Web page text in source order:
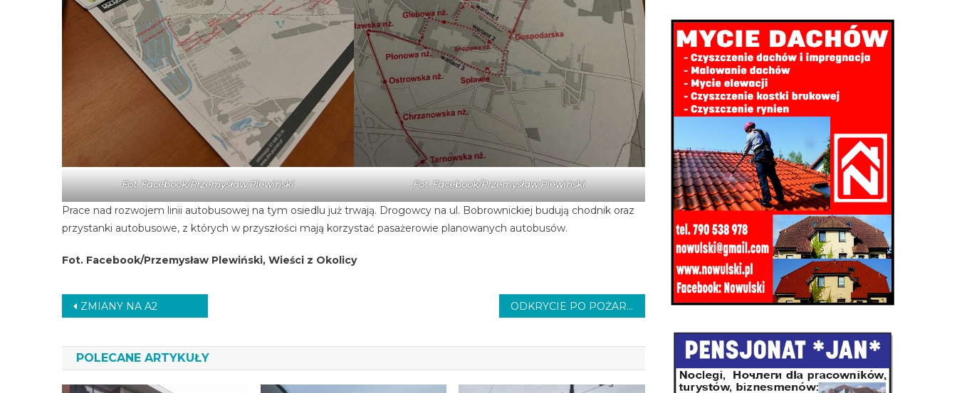
Fot. Facebook/Przemysław Plewiński Fot. Facebook/Przemysław Plewiński
Prace nad rozwojem linii autobusowej na tym osiedlu już trwają. Drogowcy na ul. Bobrownickiej budują chodnik oraz
przystanki autobusowe, z których w przyszłości mają korzystać pasażerowie planowanych autobusów.
Fot. Facebook/Przemysław Plewiński, Wieści z Okolicy
Nawigacja
ZMIANY NA A2 ODKRYCIE PO POŻARZE
POLECANE ARTYKUŁY